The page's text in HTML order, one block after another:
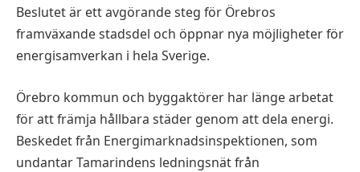
Beslutet är ett avgörande steg för Örebros
framväxande stadsdel och öppnar nya möjligheter för
energisamverkan i hela Sverige.
Örebro kommun och byggaktörer har länge arbetat
för att främja hållbara städer genom att dela energi.
Beskedet från Energimarknadsinspektionen, som
undantar Tamarindens ledningsnät från